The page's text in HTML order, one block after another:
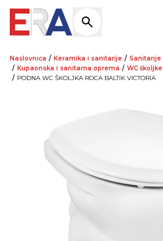
Naslovnica / Keramika i sanitarije / Sanitarije
/ Kupaonska i sanitarna oprema / WC školjke
/ PODNA WC ŠKOLJKA ROCA BALTIK VICTORIA